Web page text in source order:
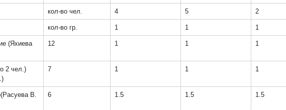
кол-во чел. 4 5 2
кол-во гр. 1 1 1
(Яхиева
12 1 1 1
2 чел.)
7 1 1 1
В.
6 1.5 1.5 1.5